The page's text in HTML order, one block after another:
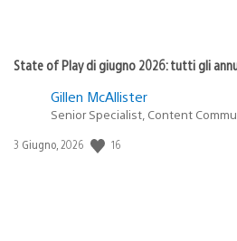
State of Play di giugno 2026: tutti gli
Gillen McAllister
Senior Specialist, Content
Data
3 Giugno, 2026 16